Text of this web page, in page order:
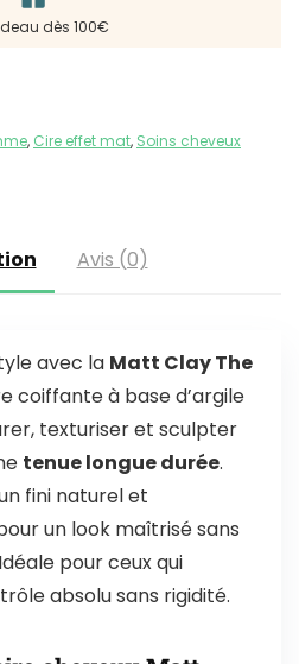
dès 100€
, Cire effet mat, Soins cheveux
Avis (0)
avec la Matt Clay The
coiffante à base d’argile
texturiser et sculpter
tenue longue durée.
fini naturel et
un look maîtrisé sans
pour ceux qui
absolu sans rigidité.